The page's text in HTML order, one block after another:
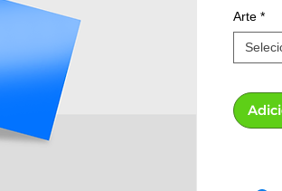
Arte *